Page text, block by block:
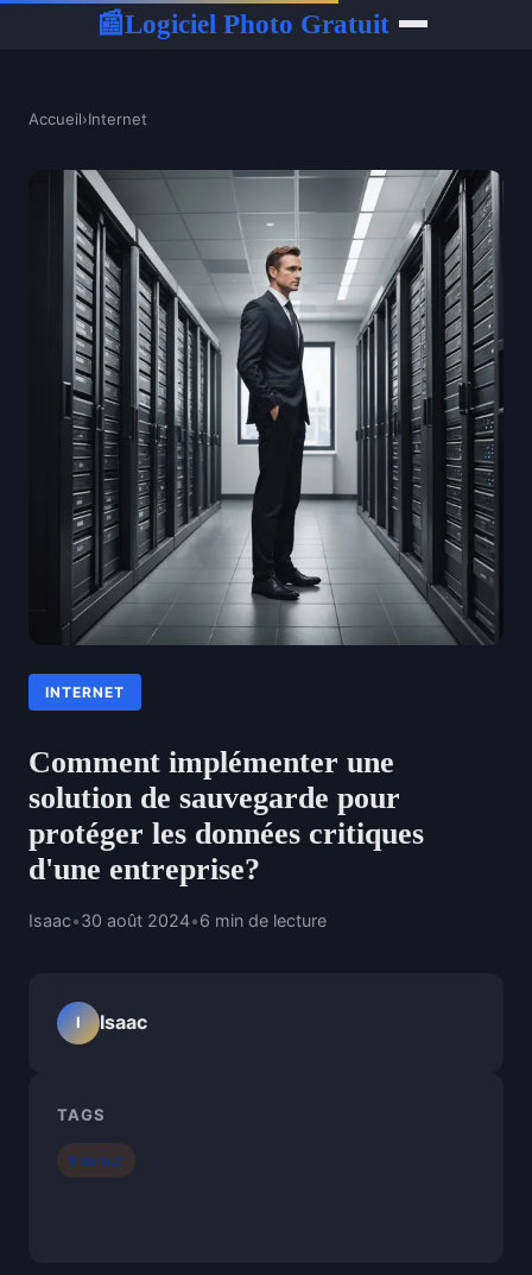
📰Logiciel Photo Gratuit
Accueil›Internet
INTERNET
Comment implémenter une
solution de sauvegarde pour
protéger les données critiques
d'une entreprise?
Isaac•30 août 2024•6 min de lecture
I Isaac
TAGS
Internet